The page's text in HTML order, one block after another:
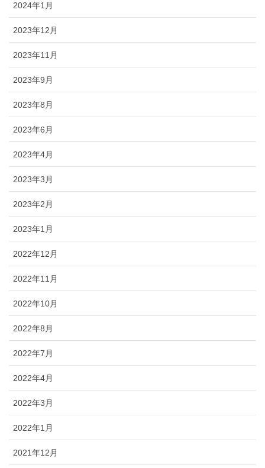
2024年1月
2023年12月
2023年11月
2023年9月
2023年8月
2023年6月
2023年4月
2023年3月
2023年2月
2023年1月
2022年12月
2022年11月
2022年10月
2022年8月
2022年7月
2022年4月
2022年3月
2022年1月
2021年12月